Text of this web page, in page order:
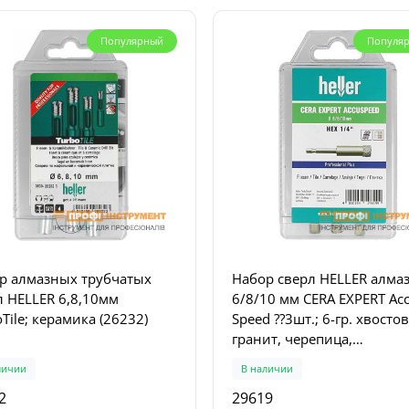
дисковая погружная
- TS 55 FEBQ-Plus-FS
грн.
Набор пилы складной
со лезвием 220 мм + нож
лезвием 102 мм (LAP-KNIFE)
LAP-KNIFE
1283 грн.
Популярный
алмазных трубчатых
HELLER 6,8,10мм
керамика (26232)
Набор сверл HELLER
6/8/10 мм CERA EXPERT
Speed ??3шт.; 6-гр.
гранит, черепица,
В наличии
29619